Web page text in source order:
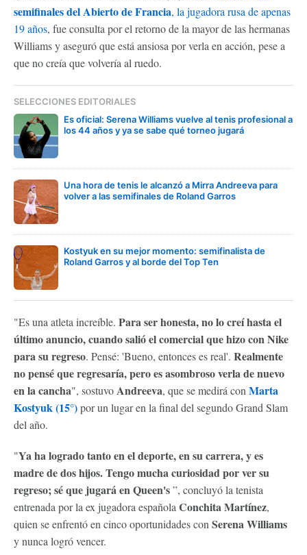
semifinales del Abierto de Francia, la jugadora rusa de apenas
19 años, fue consulta por el retorno de la mayor de las hermanas
Williams y aseguró que está ansiosa por verla en acción, pese a
que no creía que volvería al ruedo.
SELECCIONES EDITORIALES
Es oficial: Serena Williams vuelve al tenis profesional a
los 44 años y ya se sabe qué torneo jugará
Una hora de tenis le alcanzó a Mirra Andreeva para
volver a las semifinales de Roland Garros
Kostyuk en su mejor momento: semifinalista de
Roland Garros y al borde del Top Ten
"Es una atleta increíble. Para ser honesta, no lo creí hasta el
último anuncio, cuando salió el comercial que hizo con Nike
para su regreso. Pensé: 'Bueno, entonces es real'. Realmente
no pensé que regresaría, pero es asombroso verla de nuevo
en la cancha", sostuvoAndreeva, que se medirá con Marta
Kostyuk (15°)por un lugar en la final del segundo Grand Slam
del año.
"Ya ha logrado tanto en el deporte, en su carrera, y es
madre de dos hijos. Tengo mucha curiosidad por ver su
regreso; sé que jugará en Queen's”, concluyó la tenista
entrenada por la ex jugadora española Conchita Martínez,
quien se enfrentó en cinco oportunidades con Serena Williams
y nunca logró vencer.